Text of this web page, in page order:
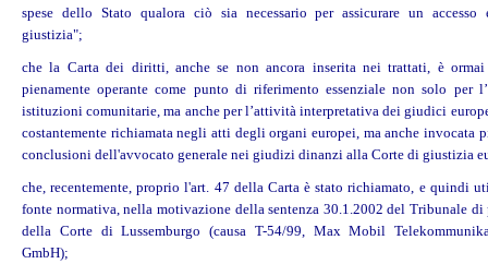
spese dello Stato qualora ciò sia necessario per assicurare un
giustizia";
che la Carta dei diritti, anche se non ancora inserita nei trattati, è
pienamente operante come punto di riferimento essenziale non solo per
istituzioni comunitarie, ma anche per l’attività interpretativa dei giudici
costantemente richiamata negli atti degli organi europei, ma anche invocata
conclusioni dell'avvocato generale nei giudizi dinanzi alla Corte di giustizia
che, recentemente, proprio l'art. 47 della Carta è stato richiamato, e quindi
fonte normativa, nella motivazione della sentenza 30.1.2002 del Tribunale di
della Corte di Lussemburgo (causa T-54/99, Max Mobil
GmbH);